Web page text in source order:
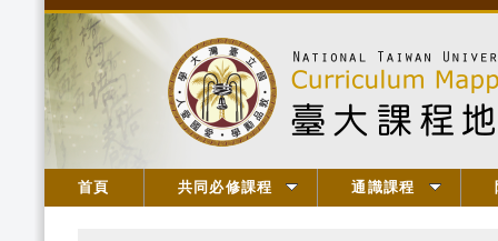
首頁 共同必修課程 通識課程